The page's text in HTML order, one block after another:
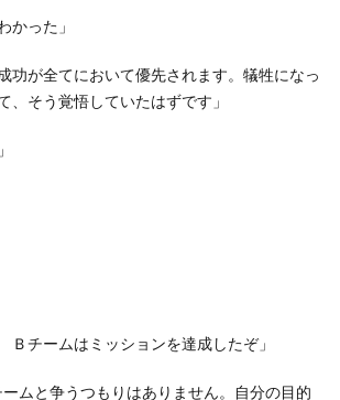
かった」
功が全てにおいて優先されます。犠牲になっ
、そう覚悟していたはずです」
チームはミッションを達成したぞ」
ムと争うつもりはありません。自分の目的